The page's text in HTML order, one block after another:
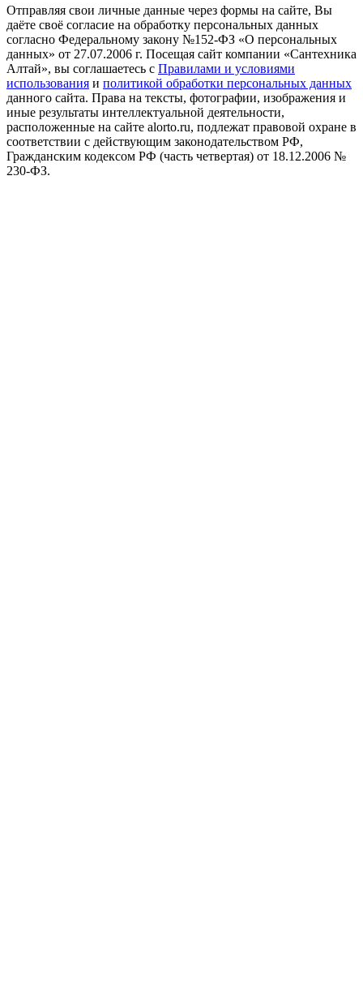
Отправляя свои личные данные через формы на сайте, Вы
даёте своё согласие на обработку персональных данных
согласно Федеральному закону №152-ФЗ «О персональных
данных» от 27.07.2006 г. Посещая сайт компании «Cантехника
Алтай», вы соглашаетесь с Правилами и условиями
использования и политикой обработки персональных данных
данного сайта. Права на тексты, фотографии, изображения и
иные результаты интеллектуальной деятельности,
расположенные на сайте alorto.ru, подлежат правовой охране в
соответствии с действующим законодательством РФ,
Гражданским кодексом РФ (часть четвертая) от 18.12.2006 №
230-ФЗ.